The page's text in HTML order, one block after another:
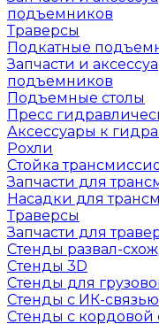
подъемников
Траверсы
Подкатные
Запчасти и
подъемников
Подъемные столы
Пресс
Аксессуары к
Рохли
Стойка
Запчасти для
Насадки для
Траверсы
Запчасти для
Стенды развал-
Стенды 3D
Стенды для
Стенды с ИК-связью
Стенды с кордовой